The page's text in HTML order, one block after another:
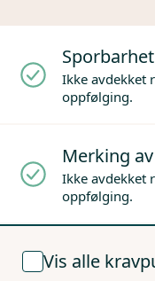
Sporbarhet
Ikke avdekket
oppfølging.
Merking
Ikke avdekket
oppfølging.
Vis alle